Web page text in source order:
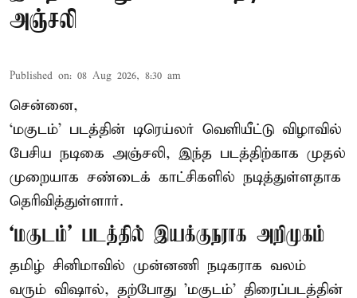
அஞ்சலி
Published on: 08 Aug 2026, 8:30 am
சென்னை,
‘மகுடம்’ படத்தின் டிரெய்லர் வெளியீட்டு விழாவில்
பேசிய நடிகை அஞ்சலி, இந்த படத்திற்காக முதல்
முறையாக சண்டைக் காட்சிகளில் நடித்துள்ளதாக
தெரிவித்துள்ளார்.
‘மகுடம்’ படத்தில் இயக்குநராக அறிமுகம்
தமிழ் சினிமாவில் முன்னணி நடிகராக வலம்
வரும் விஷால், தற்போது 'மகுடம்' திரைப்படத்தின்